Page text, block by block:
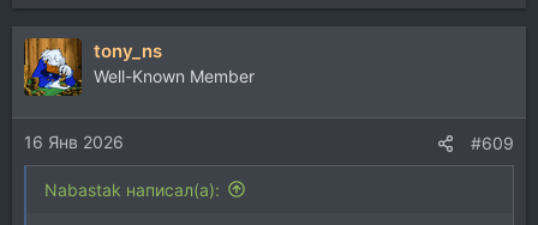
tony_ns
Well-Known Member
16 Янв 2026 #609
Nabastak написал(а):